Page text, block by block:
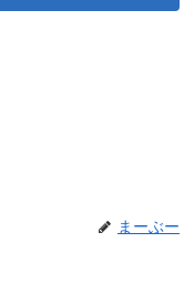
まーぶー